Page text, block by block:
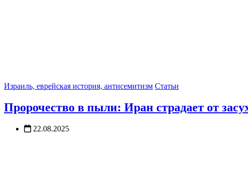
Израиль, еврейская история, антисемитизм Статьи
Пророчество в пыли: Иран страдает от
22.08.2025